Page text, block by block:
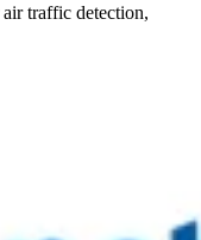
traffic detection,